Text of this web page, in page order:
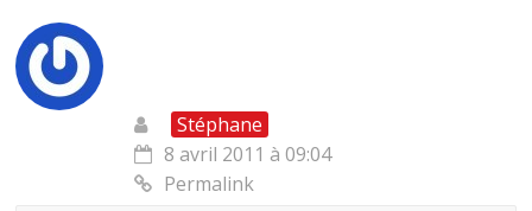
Stéphane
8 avril 2011 à 09:04
Permalink